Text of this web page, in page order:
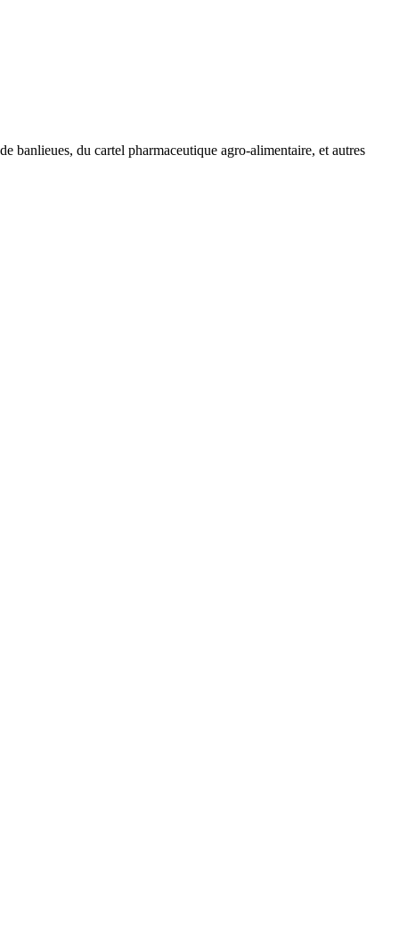
banlieues, du cartel pharmaceutique agro-alimentaire, et autres